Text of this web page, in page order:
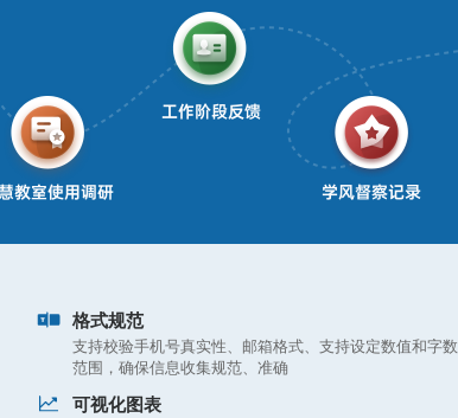
格式规范
支持校验手机号真实性、邮箱格式、支持设定数值和字数
范围，确保信息收集规范、准确
可视化图表